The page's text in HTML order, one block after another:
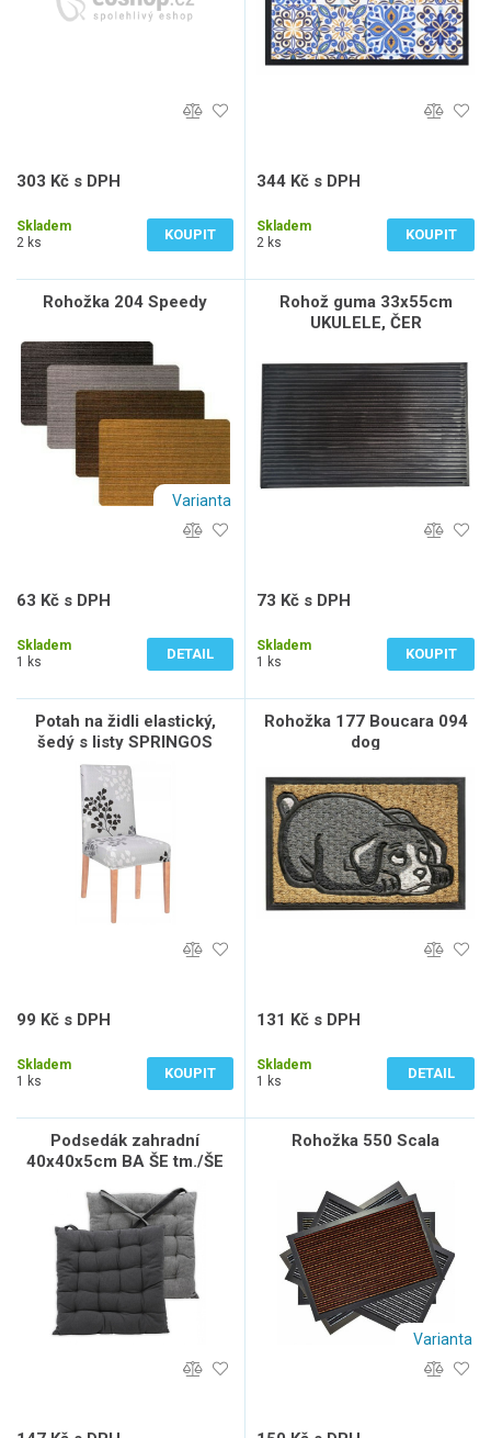
303 Kč s DPH
Skladem
2 ks
KOUPIT
344 Kč s DPH
Skladem
2 ks
KOUPIT
Rohožka 204 Speedy
Varianta
63 Kč s DPH
Skladem
1 ks
DETAIL
Rohož guma 33x55cm
UKULELE, ČER
73 Kč s DPH
Skladem
1 ks
KOUPIT
Potah na židli elastický,
šedý s listy SPRINGOS
SPANDEX
99 Kč s DPH
Skladem
1 ks
KOUPIT
Rohožka 177 Boucara 094
dog
131 Kč s DPH
Skladem
1 ks
DETAIL
Podsedák zahradní
40x40x5cm BA ŠE tm./ŠE
Rohožka 550 Scala
Varianta